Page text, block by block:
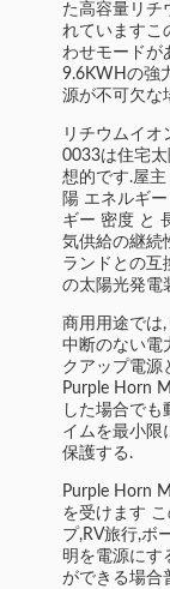
た高容量リチ
れていますこ
わせモードが
9.6KWHの強
源が不可欠な
リチウムイ
0033は住宅
想的です.屋
陽 エネルギ
ギー 密度 と
気供給の継続
ランドとの互
の太陽光発電
商用用途では
中断のない電
クアップ電源
Purple Horn
した場合でも
イムを最小限
保護する.
Purple Horn
を受けます
プ,RV旅行,ボ
明を電源にす
ができる場合